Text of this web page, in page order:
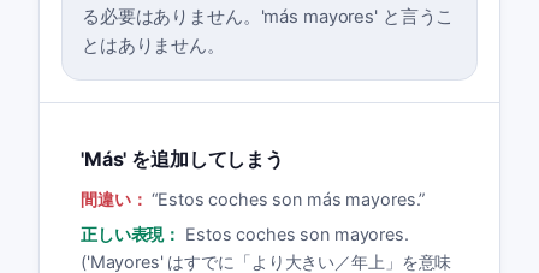
る必要はありません。'más mayores' と言うこ
とはありません。
'Más' を追加してしまう
間違い： “Estos coches son más mayores.”
正しい表現： Estos coches son mayores.
('Mayores' はすでに「より大きい／年上」を意味